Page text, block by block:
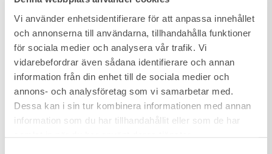
Vi använder enhetsidentifierare för att anpassa innehållet
och annonserna till användarna, tillhandahålla funktioner
för sociala medier och analysera vår trafik. Vi
vidarebefordrar även sådana identifierare och annan
information från din enhet till de sociala medier och
annons- och analysföretag som vi samarbetar med.
Dessa kan i sin tur kombinera informationen med annan
information som du har tillhandahållit eller som de har